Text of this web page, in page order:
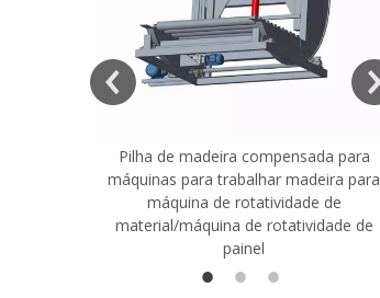
Pilha de madeira compensada para
máquinas para trabalhar madeira para
máquina de rotatividade de
material/máquina de rotatividade de
painel